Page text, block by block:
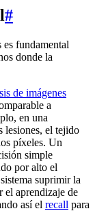
#
es fundamental
donde la
de imágenes
a
en una
lesiones, el tejido
píxeles. Un
simple
por alto el
suprimir la
el aprendizaje de
así el recall para